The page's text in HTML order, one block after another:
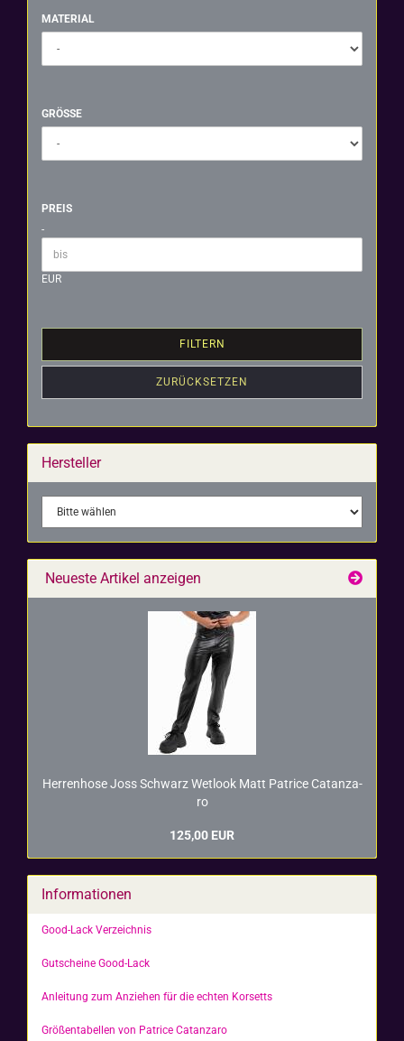
MATERIAL
MATERIAL
GRÖSSE
GRÖSSE
PREIS
PREIS
Preis bis
-
EUR
FILTERN
ZURÜCKSETZEN
Hersteller
Neueste Artikel anzeigen
Her­ren­ho­se Joss Schwarz Wet­look Matt Pa­tri­ce Ca­t­an­za­
ro
125,00 EUR
Informationen
Good-Lack Verzeichnis
Gutscheine Good-Lack
Anleitung zum Anziehen für die echten Korsetts
Größentabellen von Patrice Catanzaro